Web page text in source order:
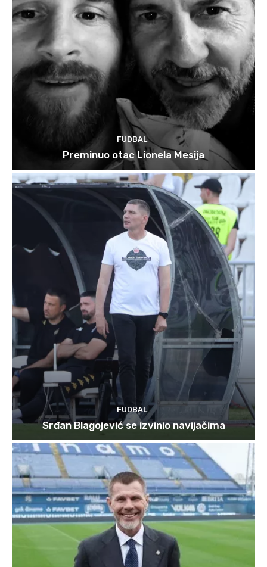
FUDBAL
Preminuo otac Lionela Mesija
FUDBAL
Srđan Blagojević se izvinio navijačima